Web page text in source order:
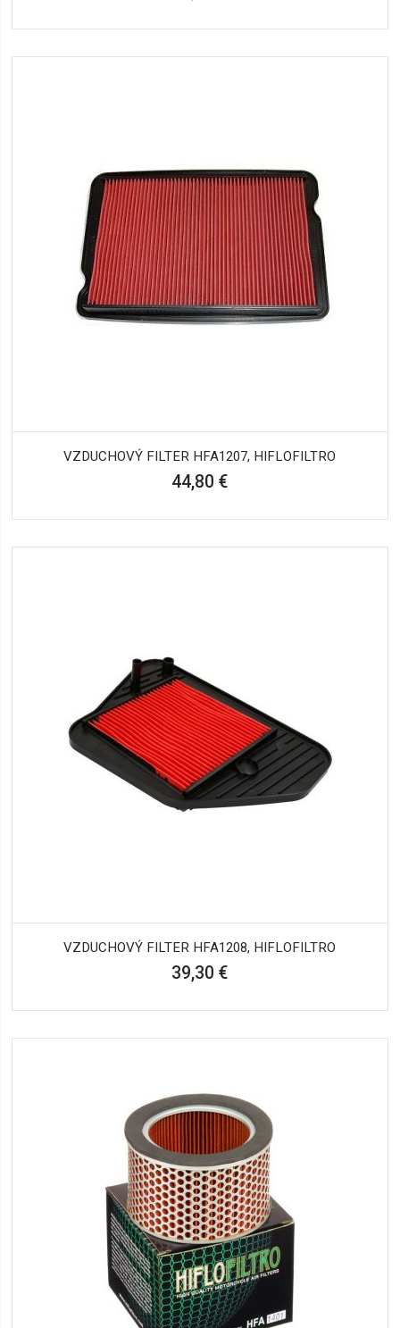
VZDUCHOVÝ FILTER HFA1207, HIFLOFILTRO
44,80 €
VZDUCHOVÝ FILTER HFA1208, HIFLOFILTRO
39,30 €